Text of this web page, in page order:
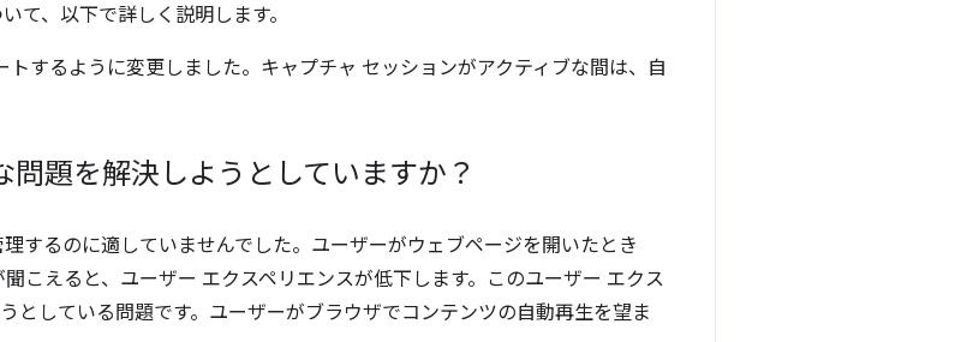
て、以下で詳しく説明します。
トするように変更しました。キャプチャ セッションがアクティブな間は、自
題を解決しようとしていますか？
するのに適していませんでした。ユーザーがウェブページを開いたとき
こえると、ユーザー エクスペリエンスが低下します。このユーザー エクス
としている問題です。ユーザーがブラウザでコンテンツの自動再生を望ま